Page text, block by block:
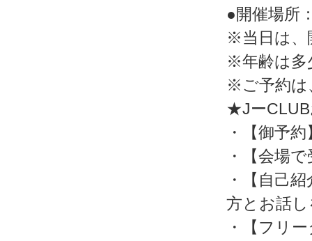
●開催場所
※当日は、
※年齢は多
※ご予約は
★Jー
・【御予
・【会場
・【自己
方とお話
・【フリ